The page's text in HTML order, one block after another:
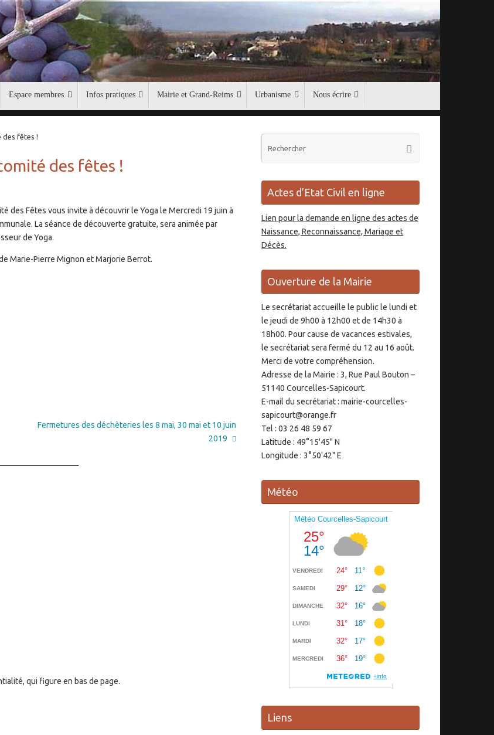
Espace membres Infos pratiques Mairie et Grand-Reims Urbanisme Nous écrire
des fêtes !
des fêtes !
des Fêtes vous invite à découvrir le Yoga le Mercredi 19 juin à
La séance de découverte gratuite, sera animée par
de Yoga.
Marie-Pierre Mignon et Marjorie Berrot.
Fermetures des déchèteries les 8 mai, 30 mai et 10 juin
2019
qui figure en bas de page.
Rechercher
Actes d’Etat Civil en ligne
Lien pour la demande en ligne des actes de
Naissance, Reconnaissance, Mariage et
Décès.
Ouverture de la Mairie
Le secrétariat accueille le public le lundi et
le jeudi de 9h00 à 12h00 et de 14h30 à
18h00. Pour cause de vacances estivales,
le secrétariat sera fermé du 12 au 16 août.
Merci de votre compréhension.
Adresse de la Mairie : 3, Rue Paul Bouton –
51140 Courcelles-Sapicourt.
E-mail du secrétariat : mairie-courcelles-
sapicourt@orange.fr
Tel : 03 26 48 59 67
Latitude : 49°15'45" N
Longitude : 3°50'42" E
Météo
Liens